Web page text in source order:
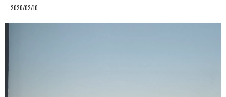
2020/02/10